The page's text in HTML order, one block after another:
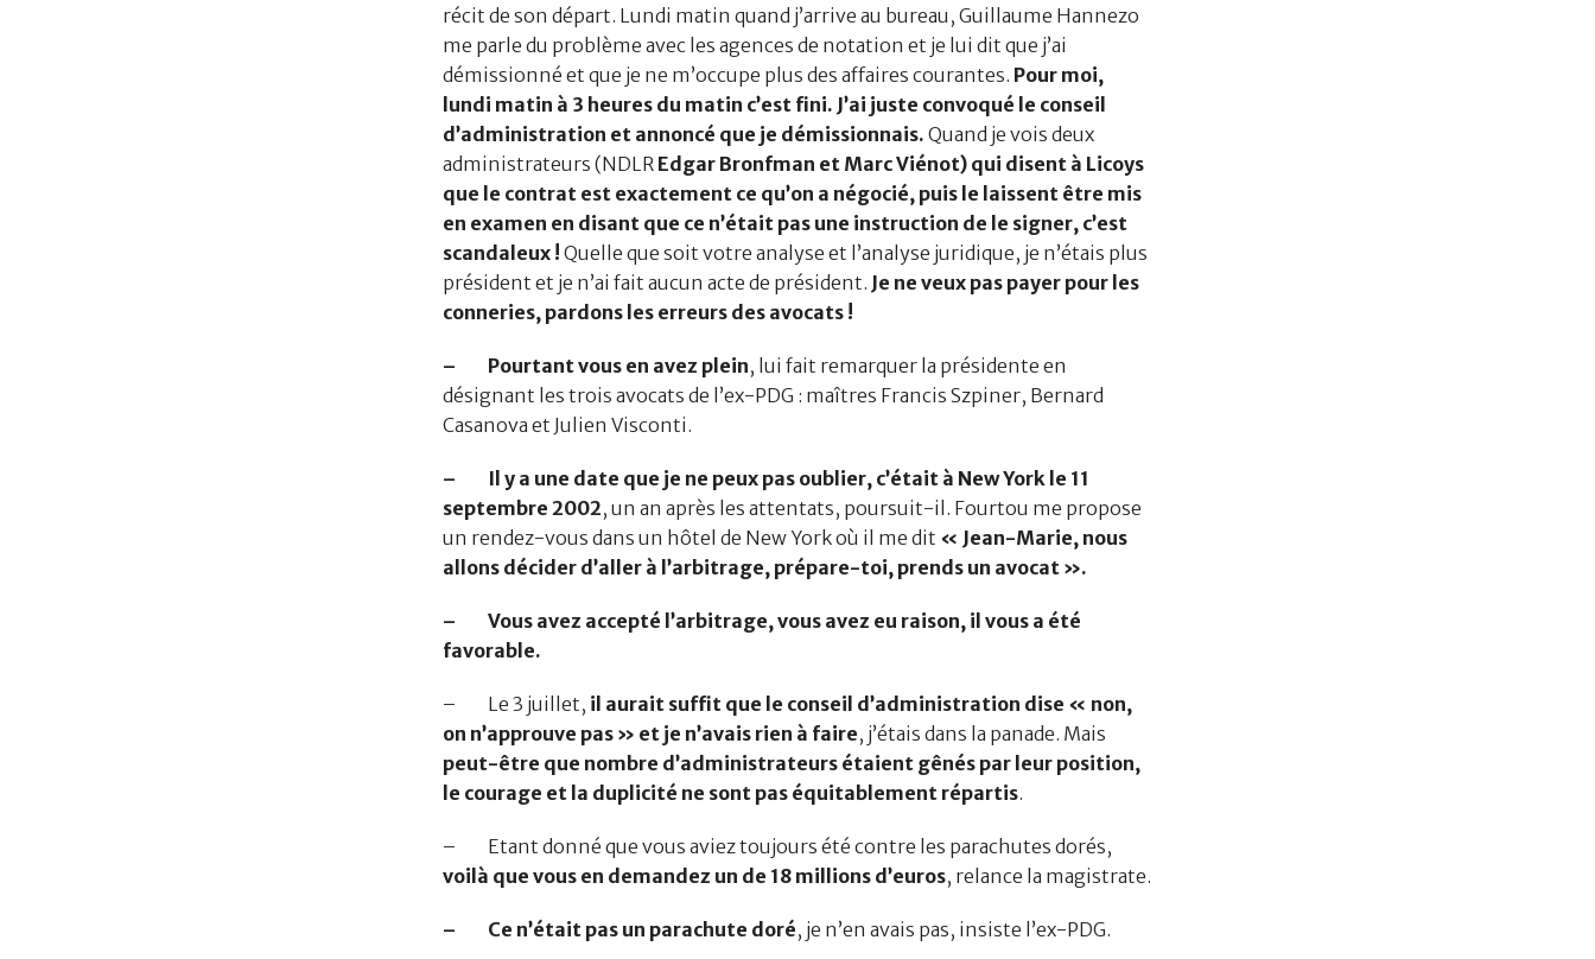
récit de son départ. Lundi matin quand j’arrive au bureau, Guillaume Hannezo
me parle du problème avec les agences de notation et je lui dit que j’ai
démissionné et que je ne m’occupe plus des affaires courantes. Pour moi,
lundi matin à 3 heures du matin c’est fini. J’ai juste convoqué le conseil
d’administration et annoncé que je démissionnais. Quand je vois deux
administrateurs (NDLR Edgar Bronfman et Marc Viénot) qui disent à Licoys
que le contrat est exactement ce qu’on a négocié, puis le laissent être mis
en examen en disant que ce n’était pas une instruction de le signer, c’est
scandaleux ! Quelle que soit votre analyse et l’analyse juridique, je n’étais plus
président et je n’ai fait aucun acte de président. Je ne veux pas payer pour les
conneries, pardons les erreurs des avocats !
– Pourtant vous en avez plein, lui fait remarquer la présidente en
désignant les trois avocats de l’ex-PDG : maîtres Francis Szpiner, Bernard
Casanova et Julien Visconti.
– Il y a une date que je ne peux pas oublier, c’était à New York le 11
septembre 2002, un an après les attentats, poursuit-il. Fourtou me propose
un rendez-vous dans un hôtel de New York où il me dit « Jean-Marie, nous
allons décider d’aller à l’arbitrage, prépare-toi, prends un avocat ».
– Vous avez accepté l’arbitrage, vous avez eu raison, il vous a été
favorable.
– Le 3 juillet, il aurait suffit que le conseil d’administration dise « non,
on n’approuve pas » et je n’avais rien à faire, j’étais dans la panade. Mais
peut-être que nombre d’administrateurs étaient gênés par leur position,
le courage et la duplicité ne sont pas équitablement répartis.
– Etant donné que vous aviez toujours été contre les parachutes dorés,
voilà que vous en demandez un de 18 millions d’euros, relance la magistrate.
– Ce n’était pas un parachute doré, je n’en avais pas, insiste l’ex-PDG.